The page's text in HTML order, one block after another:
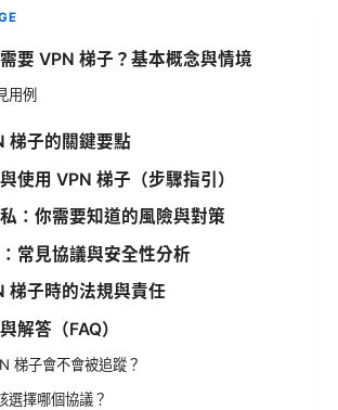
要 VPN 梯子？基本概念與情境
用例
梯子的關鍵要點
使用 VPN 梯子（步驟指引）
：你需要知道的風險與對策
常見協議與安全性分析
梯子時的法規與責任
解答（FAQ）
梯子會不會被追蹤？
選擇哪個協議？